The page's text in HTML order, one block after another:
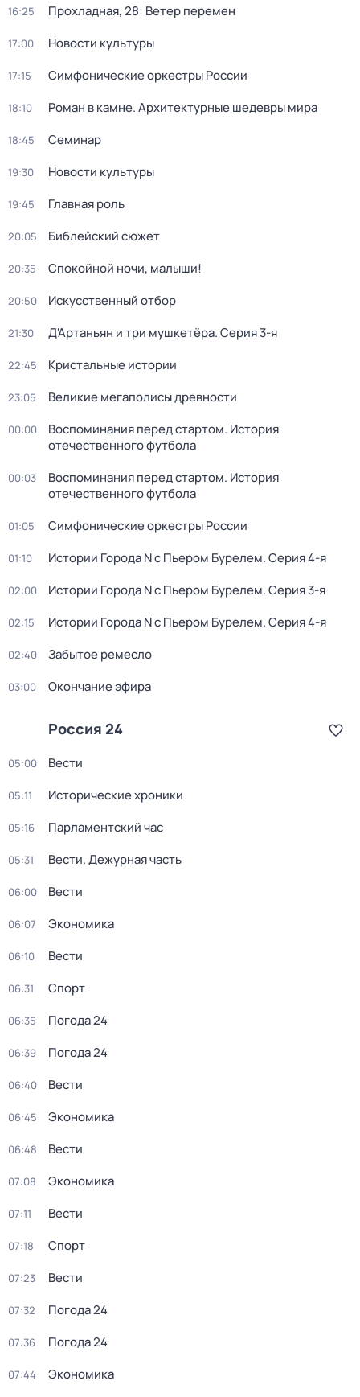
16:25 Прохладная, 28: Ветер перемен
17:00 Новости культуры
17:15 Симфонические оркестры России
18:10 Роман в камне. Архитектурные шедевры мира
18:45 Семинар
19:30 Новости культуры
19:45 Главная роль
20:05 Библейский сюжет
20:35 Спокойной ночи, малыши!
20:50 Искусственный отбор
21:30 Д'Артаньян и три мушкетёра. Серия 3-я
22:45 Кристальные истории
23:05 Великие мегаполисы древности
00:00
Воспоминания перед стартом. История
отечественного футбола
00:03
Воспоминания перед стартом. История
отечественного футбола
01:05 Симфонические оркестры России
01:10 Истории Города N с Пьером Бурелем. Серия 4-я
02:00 Истории Города N с Пьером Бурелем. Серия 3-я
02:15 Истории Города N с Пьером Бурелем. Серия 4-я
02:40 Забытое ремесло
03:00 Окончание эфира
Россия 24
05:00 Вести
05:11 Исторические хроники
05:16 Парламентский час
05:31 Вести. Дежурная часть
06:00 Вести
06:07 Экономика
06:10 Вести
06:31 Спорт
06:35 Погода 24
06:39 Погода 24
06:40 Вести
06:45 Экономика
06:48 Вести
07:08 Экономика
07:11 Вести
07:18 Спорт
07:23 Вести
07:32 Погода 24
07:36 Погода 24
07:44 Экономика